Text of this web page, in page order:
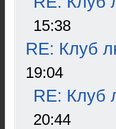
15:38
RE: Клуб
19:04
RE: Клуб
20:44